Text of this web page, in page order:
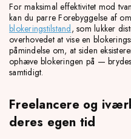
For maksimal effektivitet mod
kan du parre Forebyggelse af
blokeringstilstand, som lukker
overhovedet at vise en
påmindelse om, at siden
ophæve blokeringen på —
samtidigt.
Freelancere og
deres egen tid